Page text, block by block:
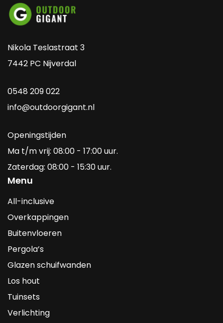
Nikola Teslastraat 3
7442 PC Nijverdal
0548 209 022
info@outdoorgigant.nl
Openingstijden
Ma t/m vrij: 08:00 - 17:00 uur.
Zaterdag: 08:00 - 15:30 uur.
Menu
All-inclusive
Overkappingen
Buitenvloeren
Pergola’s
Glazen schuifwanden
Los hout
Tuinsets
Verlichting